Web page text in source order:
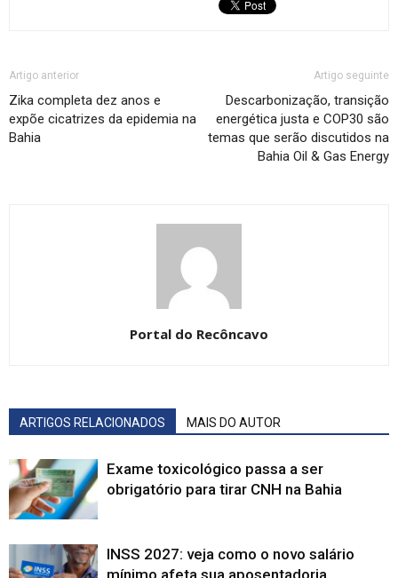
Artigo anterior
Zika completa dez anos e
expõe cicatrizes da epidemia na
Bahia
Artigo seguinte
Descarbonização, transição
energética justa e COP30 são
temas que serão discutidos na
Bahia Oil & Gas Energy
Portal do Recôncavo
ARTIGOS RELACIONADOS MAIS DO AUTOR
Exame toxicológico passa a ser
obrigatório para tirar CNH na Bahia
INSS 2027: veja como o novo salário
mínimo afeta sua aposentadoria